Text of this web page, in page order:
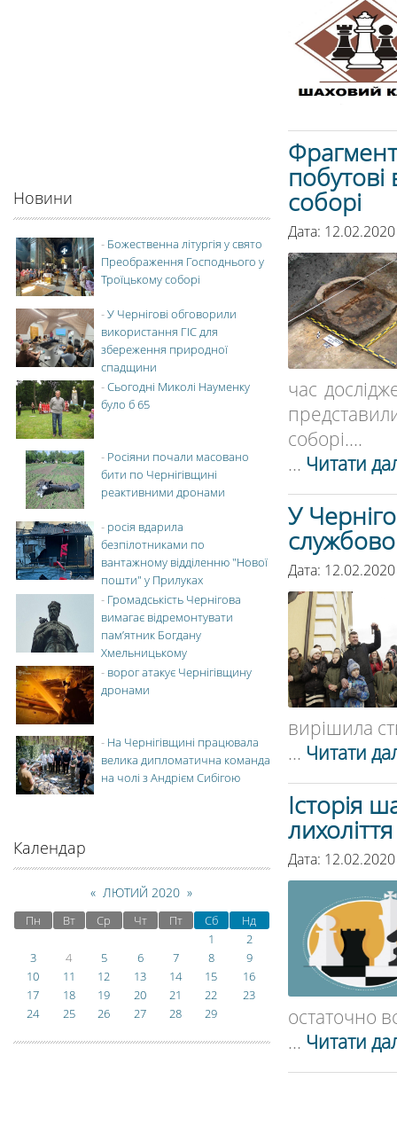
соборі
Дата:
час
соборі....
... Читати
У
Дата:
вирішила
... Читати
Історія
Дата:
остаточно
... Читати
Новини
- Божественна літургія у свято
Преображення Господнього у
Троїцькому соборі
-У Чернігові обговорили
використання ГІС для
збереження природної
спадщини
-Сьогодні Миколі Науменку
було б 65
- Росіяни почали масовано
бити по Чернігівщині
реактивними дронами
- росія вдарила
безпілотниками по
вантажному відділенню "Нової
пошти" у Прилуках
- Громадськість Чернігова
вимагає відремонтувати
пам’ятник Богдану
Хмельницькому
- ворог атакує Чернігівщину
дронами
- На Чернігівщині працювала
велика дипломатична команда
на чолі з Андрієм Сибігою
Календар
« ЛЮТИЙ 2020 »
Пн Вт Ср Чт Пт Сб
Нд
1
2
3
4 5 6 7 8
9
10
11 12 13 14 15
16
17
18 19 20 21 22
23
24
25 26 27 28 29